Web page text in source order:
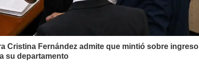
Cristina Fernández admite que mintió sobre ingreso
su departamento